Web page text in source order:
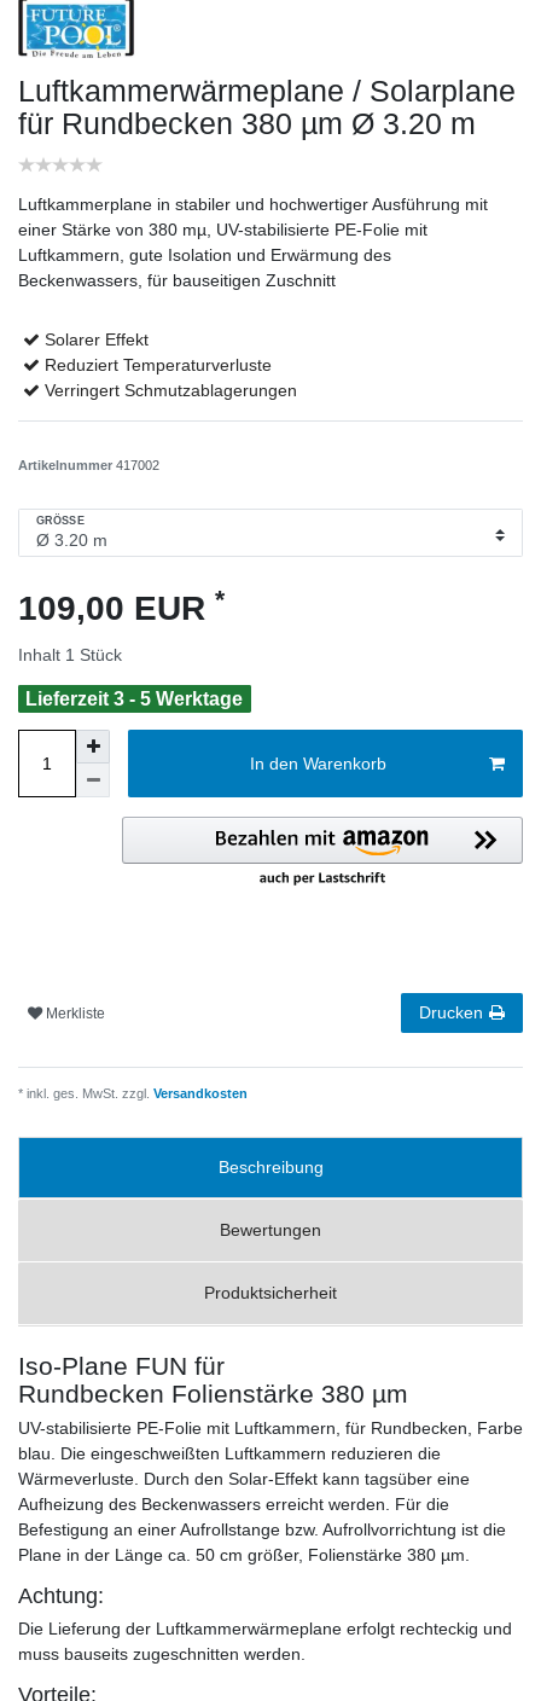
Luftkammerwärmeplane / Solarplane
für Rundbecken 380 µm Ø 3.20 m
Luftkammerplane in stabiler und hochwertiger Ausführung mit
einer Stärke von 380 mµ, UV-stabilisierte PE-Folie mit
Luftkammern, gute Isolation und Erwärmung des
Beckenwassers, für bauseitigen Zuschnitt
Solarer Effekt
Reduziert Temperaturverluste
Verringert Schmutzablagerungen
Artikelnummer 417002
GRÖSSE
109,00 EUR *
Inhalt 1 Stück
Lieferzeit 3 - 5 Werktage
In den Warenkorb
Merkliste Drucken
* inkl. ges. MwSt. zzgl. Versandkosten
Beschreibung
Bewertungen
Produktsicherheit
Iso-Plane FUN für
Rundbecken Folienstärke 380 µm
UV-stabilisierte PE-Folie mit Luftkammern, für Rundbecken, Farbe
blau. Die eingeschweißten Luftkammern reduzieren die
Wärmeverluste. Durch den Solar-Effekt kann tagsüber eine
Aufheizung des Beckenwassers erreicht werden. Für die
Befestigung an einer Aufrollstange bzw. Aufrollvorrichtung ist die
Plane in der Länge ca. 50 cm größer, Folienstärke 380 µm.
Achtung:
Die Lieferung der Luftkammerwärmeplane erfolgt rechteckig und
muss bauseits zugeschnitten werden.
Vorteile: